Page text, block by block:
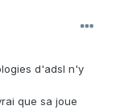
d'adsl n'y
que sa joue